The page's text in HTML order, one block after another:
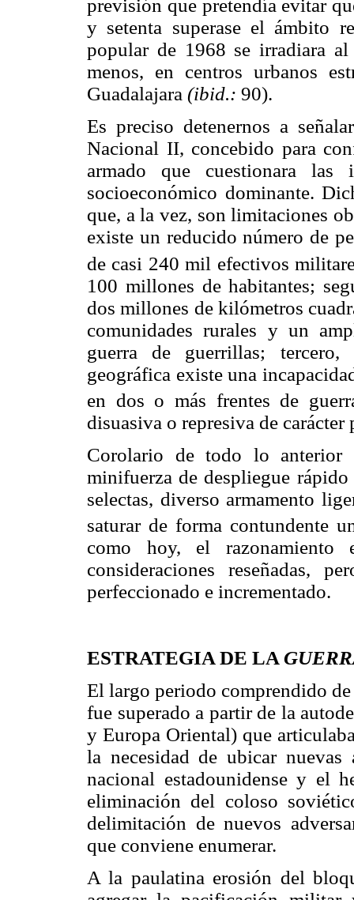
previsión que pretendía evitar
y setenta superase el ámbito
popular de 1968 se irradiara
menos, en centros urbanos
Guadalajara (ibid.: 90).
Es preciso detenernos a
Nacional II, concebido para
armado que cuestionara
socioeconómico dominante.
que, a la vez, son limitaciones
existe un reducido número de
de casi 240 mil efectivos
100 millones de habitantes;
dos millones de kilómetros
comunidades rurales y un
guerra de guerrillas;
geográfica existe una
en dos o más frentes de
disuasiva o represiva de
Corolario de todo lo anterior
minifuerza de despliegue
selectas, diverso armamento
saturar de forma contundente
como hoy, el razonamiento
consideraciones reseñadas,
perfeccionado e incrementado.
ESTRATEGIA DE LA
El largo periodo comprendido
fue superado a partir de la
y Europa Oriental) que
la necesidad de ubicar nuevas
nacional estadounidense y el
eliminación del coloso
delimitación de nuevos
que conviene enumerar.
A la paulatina erosión del